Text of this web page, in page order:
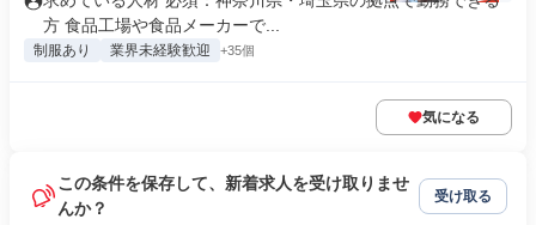
方 食品工場や食品メーカーで...
制服あり 業界未経験歓迎 +35個
気になる
この条件を保存して、新着求人を受け取りませ
んか？
受け取る